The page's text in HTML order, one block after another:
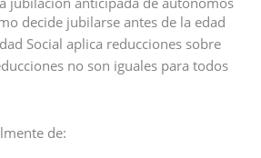
decide jubilarse antes de la edad
Social aplica reducciones sobre
no son iguales para todos
de: